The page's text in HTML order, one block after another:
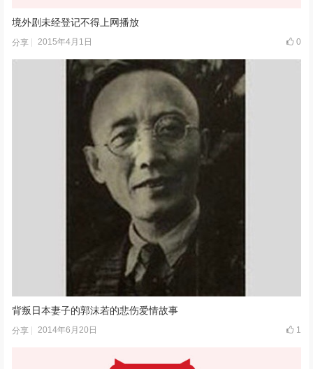
境外剧未经登记不得上网播放
分享 2015年4月1日 0
背叛日本妻子的郭沫若的悲伤爱情故事
分享 2014年6月20日 1